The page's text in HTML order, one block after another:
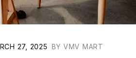
27, 2025 BY VMV MART